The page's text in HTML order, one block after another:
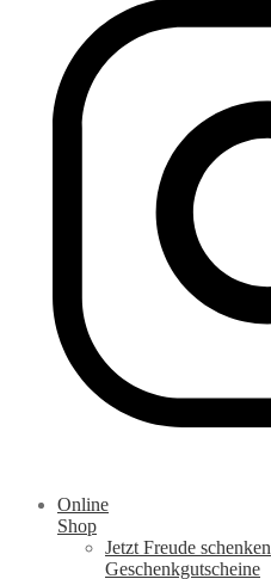
Online
Shop
Jetzt Freude schenken
Geschenkgutscheine